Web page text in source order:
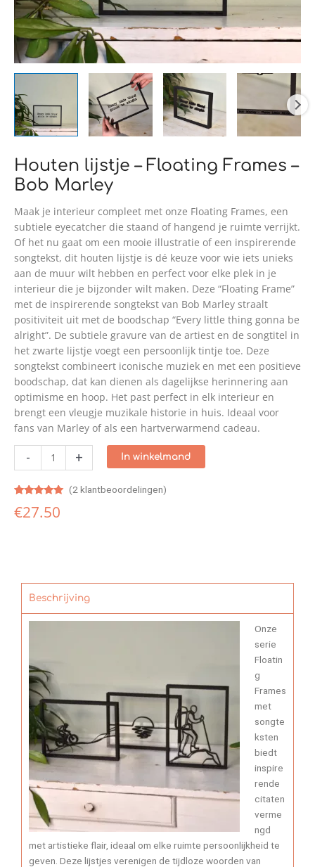
Houten lijstje – Floating Frames –
Bob Marley
Maak je interieur compleet met onze Floating Frames, een
subtiele eyecatcher die staand of hangend je ruimte verrijkt.
Of het nu gaat om een mooie illustratie of een inspirerende
songtekst, dit houten lijstje is dé keuze voor wie iets unieks
aan de muur wilt hebben en perfect voor elke plek in je
interieur die je bijzonder wilt maken. Deze “Floating Frame”
met de inspirerende songtekst van Bob Marley straalt
positiviteit uit met de boodschap “Every little thing gonna be
alright”. De subtiele gravure van de artiest en de songtitel in
het zwarte lijstje voegt een persoonlijk tintje toe. Deze
songtekst combineert iconische muziek en met een positieve
boodschap, dat kan dienen als dagelijkse herinnering aan
optimisme en hoop. Het past perfect in elk interieur en
brengt een vleugje muzikale historie in huis. Ideaal voor
fans van Marley of als een hartverwarmend cadeau.
- + In winkelmand
5.00 op 5
(2 klantbeoordelingen)
€27.50
Beschrijving
Onze
serie
Floatin
g
Frames
met
songte
ksten
biedt
inspire
rende
citaten
verme
ngd
met artistieke flair, ideaal om elke ruimte persoonlijkheid te
geven. Deze lijstjes verenigen de tijdloze woorden van